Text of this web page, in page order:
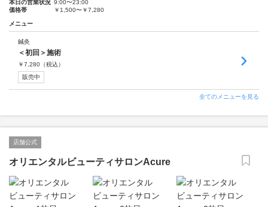
本日の営業状況 9:00〜23:00
価格帯
￥1,500〜￥7,280
メニュー
鍼灸
＜初回＞施術
￥7,280 （税込）
販売中
全てのメニューを見る
店舗公式
オリエンタルビューティサロンAcure